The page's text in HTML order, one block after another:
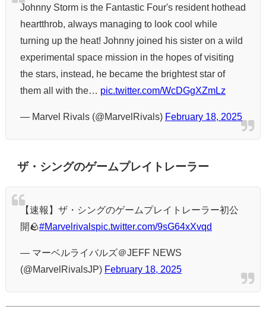
Johnny Storm is the Fantastic Four's resident hothead
heartthrob, always managing to look cool while
turning up the heat! Johnny joined his sister on a wild
experimental space mission in the hopes of visiting
the stars, instead, he became the brightest star of
them all with the… pic.twitter.com/WcDGgXZmLz
— Marvel Rivals (@MarvelRivals) February 18, 2025
ザ・シングのゲームプレイトレーラー
【速報】ザ・シングのゲームプレイトレーラー初公
開🪨#Marvelrivalspic.twitter.com/9sG64xXvqd
— マーベルライバルズ＠JEFF NEWS
(@MarvelRivalsJP) February 18, 2025